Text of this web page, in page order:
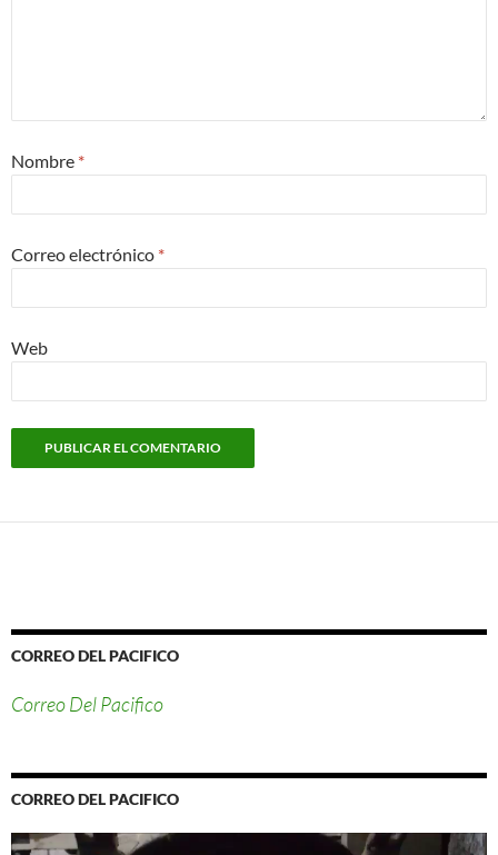
Nombre *
Correo electrónico *
Web
CORREO DEL PACIFICO
Correo Del Pacifico
CORREO DEL PACIFICO